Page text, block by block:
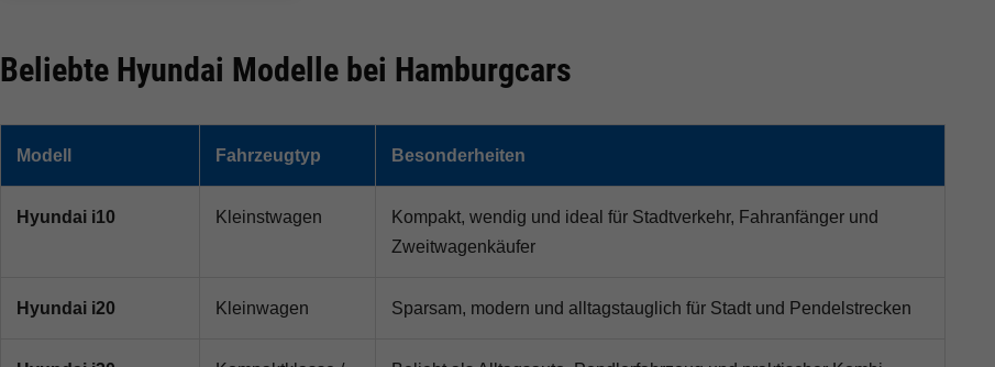
Beliebte Hyundai Modelle bei Hamburgcars
Modell Fahrzeugtyp Besonderheiten
Hyundai i10 Kleinstwagen
Kompakt, wendig und ideal für Stadtverkehr, Fahranfänger und
Zweitwagenkäufer
Hyundai i20 Kleinwagen Sparsam, modern und alltagstauglich für Stadt und Pendelstrecken